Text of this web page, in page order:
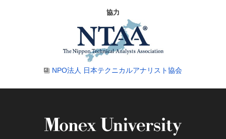
協力
NPO法人 日本テクニカルアナリスト協会